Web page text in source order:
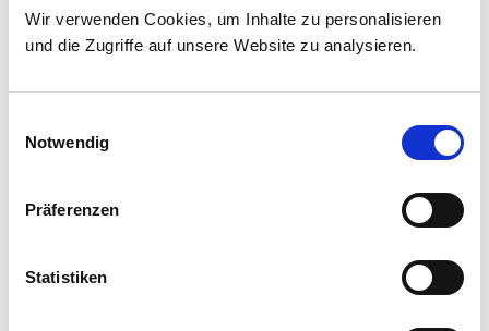
Wir verwenden Cookies, um Inhalte zu personalisieren
und die Zugriffe auf unsere Website zu analysieren.
Notwendig
Präferenzen
Statistiken
Falls die Schmerzen durch diese Maßnahmen nicht zu
verbessern sind gibt es die Möglichkeit der operativen
Operative Therapie bei Haglund-Exostose
Klinik für Orthopädie, Unfallchirurgie und